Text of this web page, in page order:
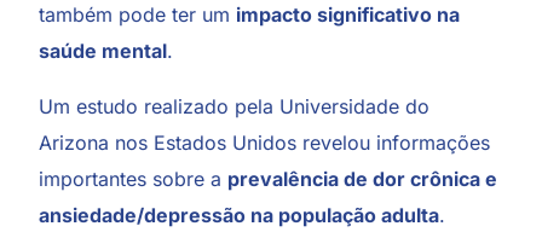
também pode ter um impacto significativo na
saúde mental.
Um estudo realizado pela Universidade do
Arizona nos Estados Unidos revelou informações
importantes sobre a prevalência de dor crônica e
ansiedade/depressão na população adulta.